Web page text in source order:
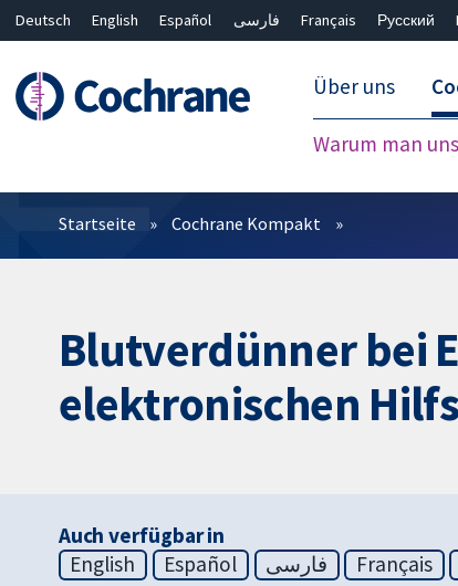
Deutsch English Español فارسی Français Русский
Über uns
Warum man
Filter
Startseite Cochrane Kompakt
Blutverdünner bei
elektronischen
Auch verfügbar in
English
Español فارسی Français